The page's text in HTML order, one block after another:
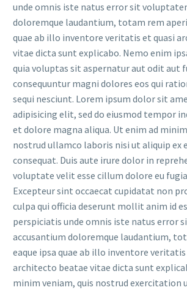
unde omnis iste natus error sit
doloremque laudantium, totam rem
quae ab illo inventore veritatis et quasi
vitae dicta sunt explicabo. Nemo enim
quia voluptas sit aspernatur aut odit aut
consequuntur magni dolores eos qui
sequi nesciunt. Lorem ipsum dolor sit
adipisicing elit, sed do eiusmod tempor
et dolore magna aliqua. Ut enim ad
nostrud ullamco laboris nisi ut aliquip ex
consequat. Duis aute irure dolor in
voluptate velit esse cillum dolore eu
Excepteur sint occaecat cupidatat non
culpa qui officia deserunt mollit anim id
perspiciatis unde omnis iste natus error
accusantium doloremque laudantium,
eaque ipsa quae ab illo inventore veritatis
architecto beatae vitae dicta sunt
minim veniam, quis nostrud exercitation